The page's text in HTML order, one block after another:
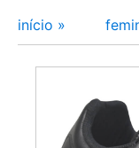
início »